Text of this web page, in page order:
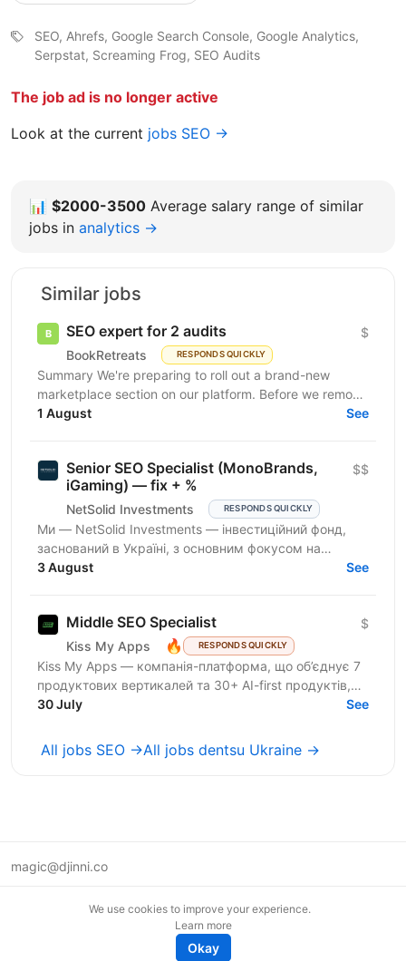
SEO, Ahrefs, Google Search Console, Google Analytics,
Serpstat, Screaming Frog, SEO Audits
The job ad is no longer active
Look at the current jobs SEO →
📊 $2000-3500 Average salary range of similar
jobs in analytics →
Similar jobs
SEO expert for 2 audits
BookRetreats RESPONDS QUICKLY
$
Summary We're preparing to roll out a brand-new
marketplace section on our platform. Before we remove
the staging gates, open up indexing, and kick off a...
1 August See
Senior SEO Specialist (MonoBrands,
iGaming) — fix + %
NetSolid Investments RESPONDS QUICKLY
$$
Ми — NetSolid Investments — інвестиційний фонд,
заснований в Україні, з основним фокусом на
SMART-інвестиції. Наша екосистема — це простір,
3 August See
Middle SEO Specialist
Kiss My Apps 🔥 RESPONDS QUICKLY
$
Kiss My Apps — компанія-платформа, що об’єднує 7
продуктових вертикалей та 30+ AI-first продуктів,
100+ мільйонів користувачів, власну екосистему...
30 July See
All jobs SEO →All jobs dentsu Ukraine →
magic@djinni.co
We use cookies to improve your experience.
Learn more
Okay